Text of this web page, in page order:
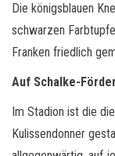
Die königsblauen
schwarzen
Franken friedlich
Auf Schalke-
Im Stadion ist die
Kulissendonner